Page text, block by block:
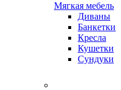
Мягкая мебель
Диваны
Банкетки
Кресла
Кушетки
Сундуки